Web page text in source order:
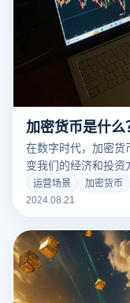
加密货币是什
在数字时代，加密
变我们的经济和投
起来既陌生又复杂
掌握这个领域。加密
同，它不依赖央行
和管理。本文将为
括原始理念，以及其
运营场景
加密货币
2024.08.21